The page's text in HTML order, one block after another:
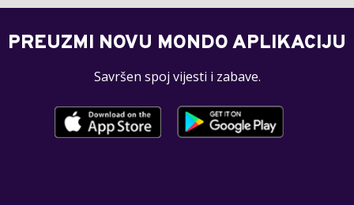
PREUZMI NOVU MONDO APLIKACIJU
Savršen spoj vijesti i zabave.